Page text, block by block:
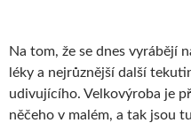
Na tom, že se dnes vyrábějí
léky a nejrůznější další
udivujícího. Velkovýroba je
něčeho v malém, a tak jsou